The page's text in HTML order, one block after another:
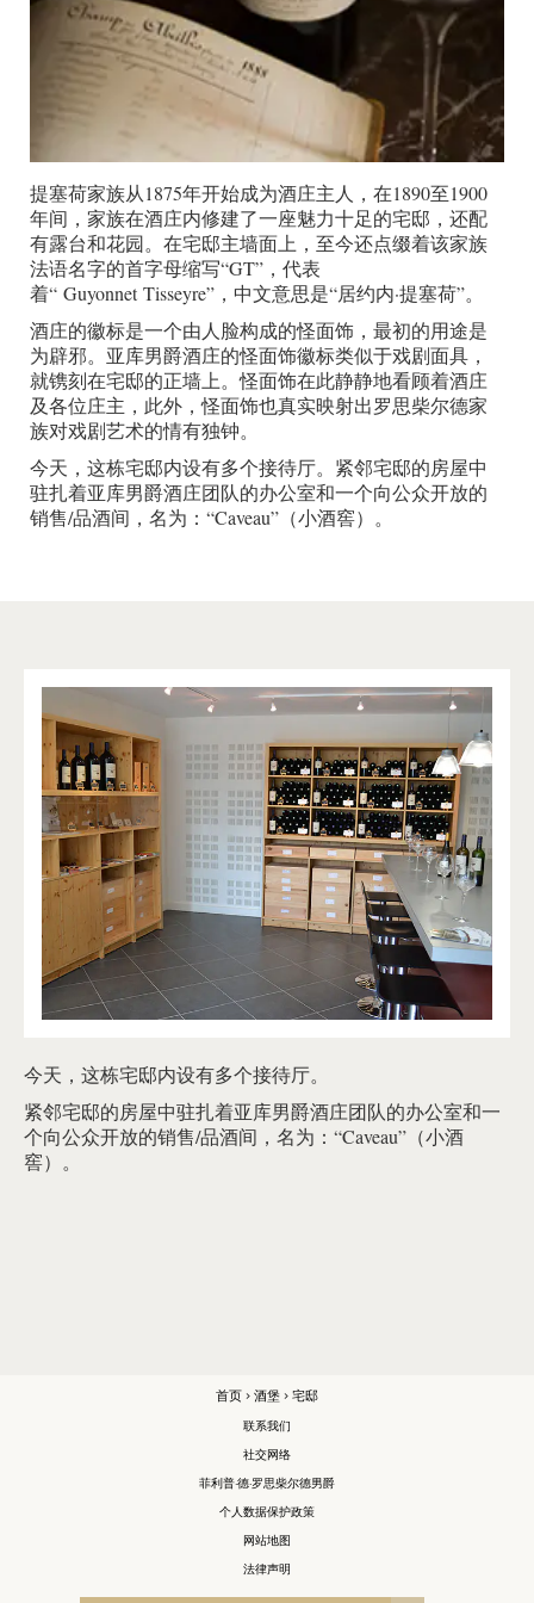
提塞荷家族从1875年开始成为酒庄主人，在1890至1900
年间，家族在酒庄内修建了一座魅力十足的宅邸，还配
有露台和花园。在宅邸主墙面上，至今还点缀着该家族
法语名字的首字母缩写“GT”，代表
着“ Guyonnet Tisseyre”，中文意思是“居约内·提塞荷”。
酒庄的徽标是一个由人脸构成的怪面饰，最初的用途是
为辟邪。亚库男爵酒庄的怪面饰徽标类似于戏剧面具，
就镌刻在宅邸的正墙上。怪面饰在此静静地看顾着酒庄
及各位庄主，此外，怪面饰也真实映射出罗思柴尔德家
族对戏剧艺术的情有独钟。
今天，这栋宅邸内设有多个接待厅。紧邻宅邸的房屋中
驻扎着亚库男爵酒庄团队的办公室和一个向公众开放的
销售/品酒间，名为：“Caveau”（小酒窖）。
今天，这栋宅邸内设有多个接待厅。
紧邻宅邸的房屋中驻扎着亚库男爵酒庄团队的办公室和一
个向公众开放的销售/品酒间，名为：“Caveau”（小酒
窖）。
首页 > 酒堡 > 宅邸
联系我们
社交网络
菲利普·德·罗思柴尔德男爵
个人数据保护政策
网站地图
法律声明